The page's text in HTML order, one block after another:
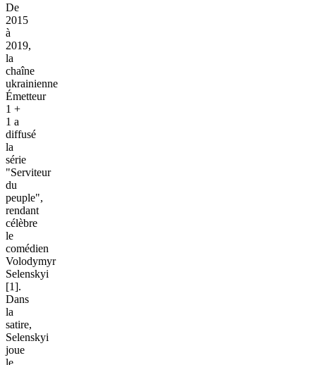
De
2015
à
2019,
la
chaîne
ukrainienne
Émetteur
1 +
1 a
diffusé
la
série
"Serviteur
du
peuple",
rendant
célèbre
le
comédien
Volodymyr
Selenskyi
[1].
Dans
la
satire,
Selenskyi
joue
le